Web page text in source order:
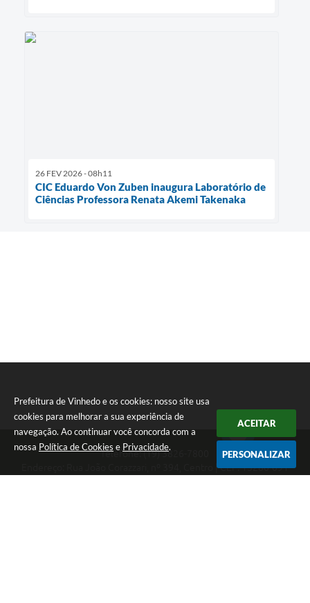
Prefeitura de Vinhedo e os cookies: nosso site usa
cookies para melhorar a sua experiência de
navegação. Ao continuar você concorda com a
nossa Política de Cookies e Privacidade.
ACEITAR
PERSONALIZAR
26 FEV 2026 - 08h11
CIC Eduardo Von Zuben inaugura Laboratório de
Ciências Professora Renata Akemi Takenaka
Telefone: (19) 3826-7800
Endereço: Rua João Corazzari, nº 394, Centro | CEP: 13280-091